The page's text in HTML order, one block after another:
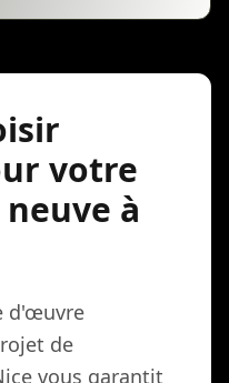
votre
à
d'œuvre
de
vous garantit